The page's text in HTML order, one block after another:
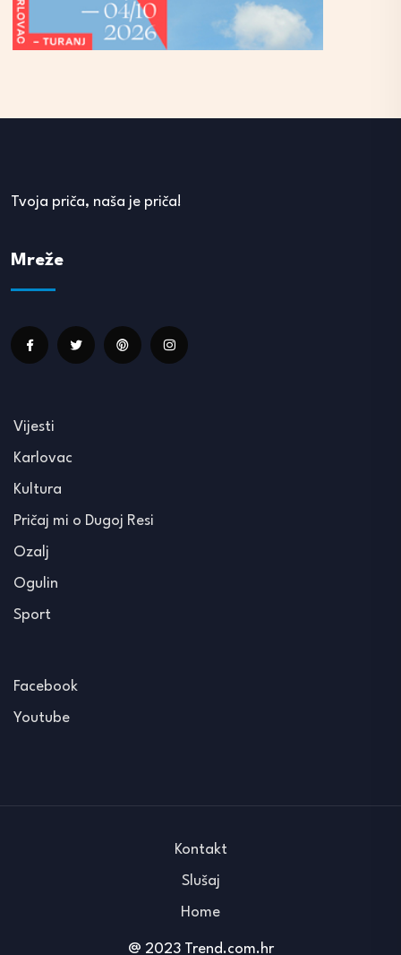
Tvoja priča, naša je priča!
Mreže
Vijesti
Karlovac
Kultura
Pričaj mi o Dugoj Resi
Ozalj
Ogulin
Sport
Facebook
Youtube
@ 2023 Trend.com.hr
Kontakt
Slušaj
Home